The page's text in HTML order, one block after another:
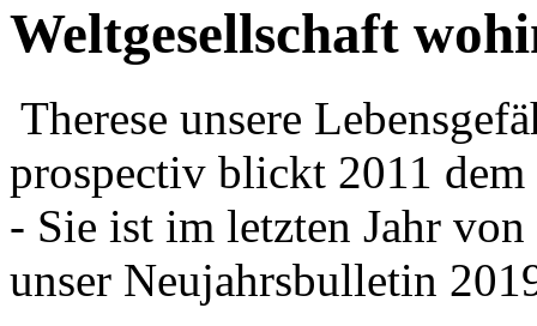
Weltgesellschaft
Therese unsere
prospectiv blickt 2011
- Sie ist im letzten Jahr
unser Neujahrsbulletin